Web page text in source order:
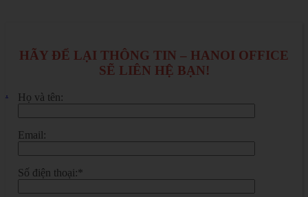
.
HÃY ĐỂ LẠI THÔNG TIN – HANOI OFFICE
SẼ LIÊN HỆ BẠN!
Họ và tên:
Email:
Số điện thoại:*